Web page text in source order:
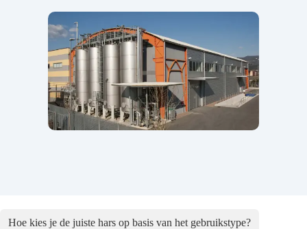
Hoe kies je de juiste hars op basis van het gebruikstype?